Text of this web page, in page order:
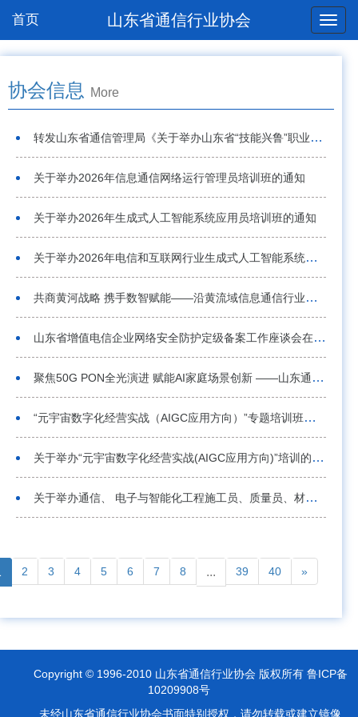
首页 山东省通信行业协会
协会信息 More
转发山东省通信管理局《关于举办山东省“技能兴鲁”职业技能大赛——首届山东省通信行业“强基赋能 数智匠心”职业技能竞赛的通知》
2026-08-06
关于举办2026年信息通信网络运行管理员培训班的通知
2026-08-05
关于举办2026年生成式人工智能系统应用员培训班的通知
2026-08-03
关于举办2026年电信和互联网行业生成式人工智能系统应用员S职业技能竞赛山东省选拔赛的通知
2026-08-03
共商黄河战略 携手数智赋能——沿黄流域信息通信行业区域协同发展座谈会在东营召开
2026-07-20
山东省增值电信企业网络安全防护定级备案工作座谈会在济南召开
2026-07-13
聚焦50G PON全光演进 赋能AI家庭场景创新 ——山东通信行业专家大讲堂（第二期）成功举办
2026-07-02
“元宇宙数字化经营实战（AIGC应用方向）”专题培训班在济南成功举办
2026-06-24
关于举办“元宇宙数字化经营实战(AIGC应用方向)”培训的通知
2026-06-16
关于举办通信、 电子与智能化工程施工员、质量员、材料员、 资料员继续教育的通知
2 3 4 5 6 7 8 ... 39 40 »
Copyright © 1996-2010 山东省通信行业协会 版权所有 鲁ICP备
10209908号
未经山东省通信行业协会书面特别授权，请勿转载或建立镜像